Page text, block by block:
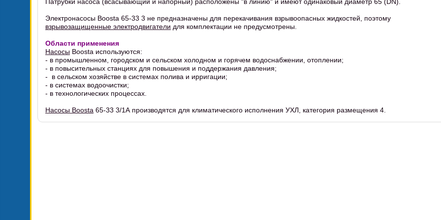
Электронасосы Boosta 65-33 3 не предназначены для перекачивания взрывоопасных жидкостей, поэтому
взрывозащищенные электродвигатели для комплектации не предусмотрены.
Области применения
Насосы Boosta используются:
- в промышленном, городском и сельском холодном и горячем водоснабжении, отоплении;
- в повысительных станциях для повышения и поддержания давления;
- в сельском хозяйстве в системах полива и ирригации;
- в системах водоочистки;
- в технологических процессах.
Насосы Boosta 65-33 3/1А производятся для климатического исполнения УХЛ, категория размещения 4.